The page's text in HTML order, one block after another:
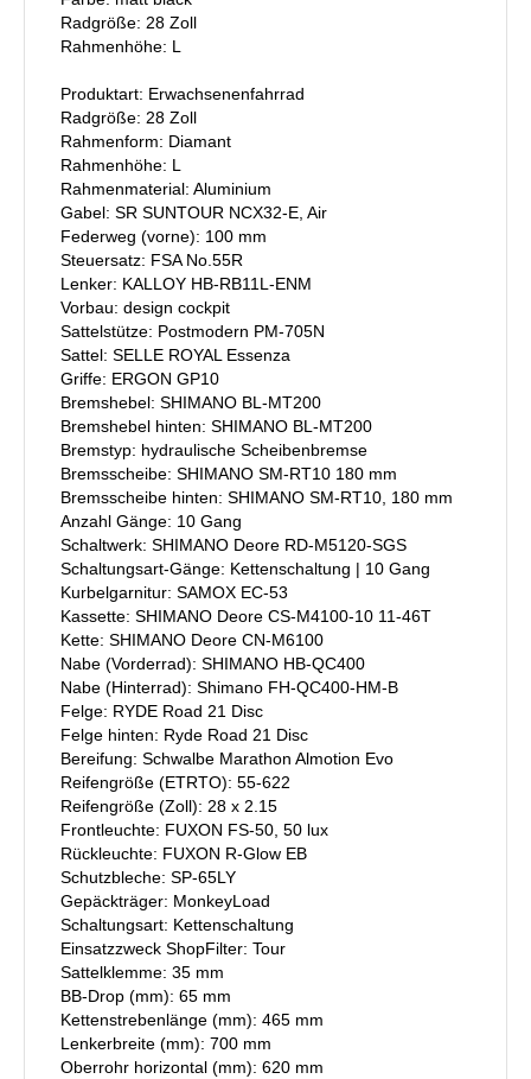
Radgröße: 28 Zoll
Rahmenhöhe: L
Produktart: Erwachsenenfahrrad
Radgröße: 28 Zoll
Rahmenform: Diamant
Rahmenhöhe: L
Rahmenmaterial: Aluminium
Gabel: SR SUNTOUR NCX32-E, Air
Federweg (vorne): 100 mm
Steuersatz: FSA No.55R
Lenker: KALLOY HB-RB11L-ENM
Vorbau: design cockpit
Sattelstütze: Postmodern PM-705N
Sattel: SELLE ROYAL Essenza
Griffe: ERGON GP10
Bremshebel: SHIMANO BL-MT200
Bremshebel hinten: SHIMANO BL-MT200
Bremstyp: hydraulische Scheibenbremse
Bremsscheibe: SHIMANO SM-RT10 180 mm
Bremsscheibe hinten: SHIMANO SM-RT10, 180 mm
Anzahl Gänge: 10 Gang
Schaltwerk: SHIMANO Deore RD-M5120-SGS
Schaltungsart-Gänge: Kettenschaltung | 10 Gang
Kurbelgarnitur: SAMOX EC-53
Kassette: SHIMANO Deore CS-M4100-10 11-46T
Kette: SHIMANO Deore CN-M6100
Nabe (Vorderrad): SHIMANO HB-QC400
Nabe (Hinterrad): Shimano FH-QC400-HM-B
Felge: RYDE Road 21 Disc
Felge hinten: Ryde Road 21 Disc
Bereifung: Schwalbe Marathon Almotion Evo
Reifengröße (ETRTO): 55-622
Reifengröße (Zoll): 28 x 2.15
Frontleuchte: FUXON FS-50, 50 lux
Rückleuchte: FUXON R-Glow EB
Schutzbleche: SP-65LY
Gepäckträger: MonkeyLoad
Schaltungsart: Kettenschaltung
Einsatzzweck ShopFilter: Tour
Sattelklemme: 35 mm
BB-Drop (mm): 65 mm
Kettenstrebenlänge (mm): 465 mm
Lenkerbreite (mm): 700 mm
Oberrohr horizontal (mm): 620 mm